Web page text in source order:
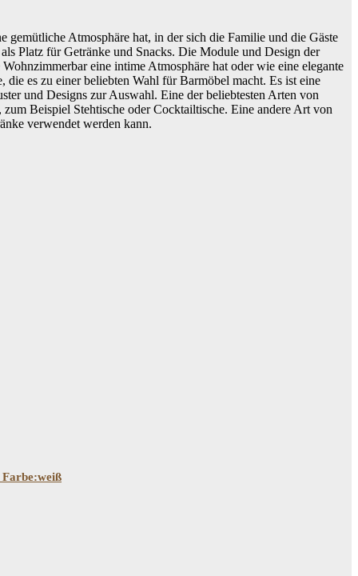
Atmosphäre hat, in der sich die Familie und die Gäste
Platz für Getränke und Snacks. Die Module und Design der
eine intime Atmosphäre hat oder wie eine elegante
es zu einer beliebten Wahl für Barmöbel macht. Es ist eine
und Designs zur Auswahl. Eine der beliebtesten Arten von
Beispiel Stehtische oder Cocktailtische. Eine andere Art von
verwendet werden kann.